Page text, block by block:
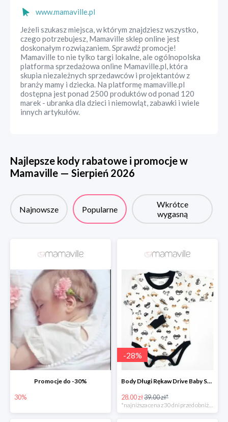
www.mamaville.pl
Jeżeli szukasz miejsca, w którym znajdziesz wszystko,
czego potrzebujesz, Mamaville sklep online jest
doskonałym rozwiązaniem. Sprawdź promocje!
Mamaville to nie tylko targi lokalne, ale ogólnopolska
platforma sprzedażowa online Mamaville.pl, która
skupia niezależnych sprzedawców i projektantów z
branży mamy i dziecka. Na platformę mamaville.pl
dostępna jest ponad 2500 produktów od ponad 120
marek - ubranka dla dzieci i niemowląt, zabawki i wiele
innych artykułów.
Najlepsze kody rabatowe i promocje w
Mamaville — Sierpień 2026
Najnowsze Popularne
Wkrótce
wygasną
Promocje do -30%
30%
-28%
Body Długi Rękaw Drive Baby Sparrow -28%
28.00 zł39.00 zł*
*najniższa cena z 30 dni przed obniżką